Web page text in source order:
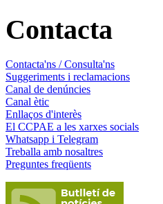
Contacta
Contacta'ns / Consulta'ns
Suggeriments i reclamacions
Canal de denúncies
Canal ètic
Enllaços d'interès
El CCPAE a les xarxes socials
Whatsapp i Telegram
Treballa amb nosaltres
Preguntes freqüents